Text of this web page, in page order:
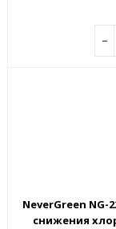
−
NeverGreen
снижения